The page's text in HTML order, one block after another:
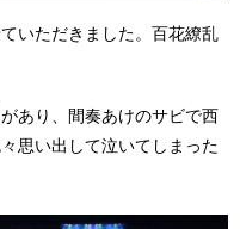
いただきました。百花繚乱
あり、間奏あけのサビで西
思い出して泣いてしまった